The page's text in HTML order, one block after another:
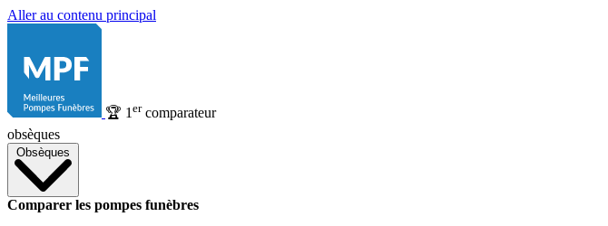
Aller au contenu principal
🏆 1 ercomparateur
obsèques
Obsèques
Comparer les pompes funèbres